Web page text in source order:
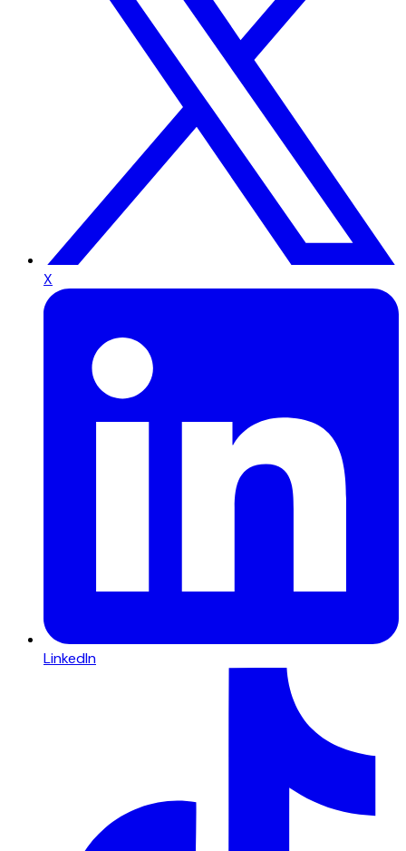
X
LinkedIn